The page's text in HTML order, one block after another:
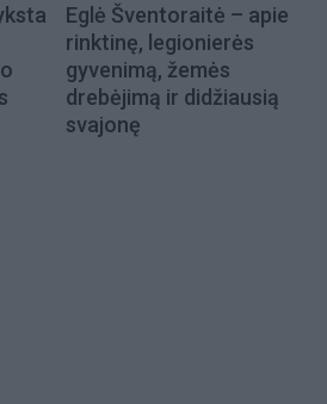
Eglė Šventoraitė – apie
rinktinę, legionierės
gyvenimą, žemės
drebėjimą ir didžiausią
svajonę